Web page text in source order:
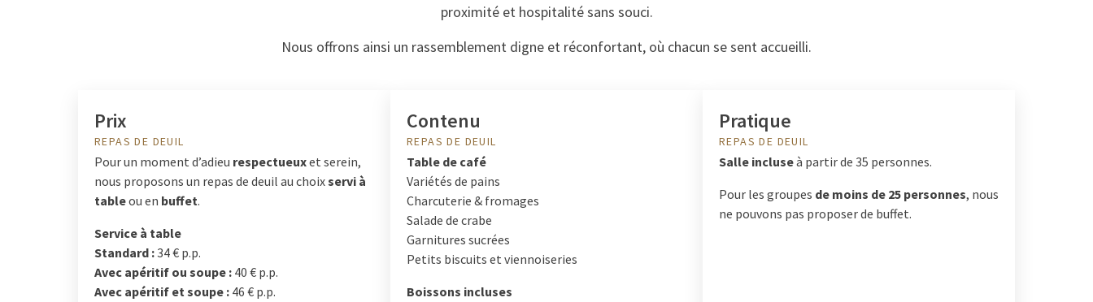
proximité et hospitalité sans souci.
Nous offrons ainsi un rassemblement digne et réconfortant, où chacun se sent accueilli.
Prix
REPAS DE DEUIL
Pour un moment d’adieu respectueuxet serein,
nous proposons un repas de deuil au choixservi à
tableou en buffet.
Service à table
Standard :34 € p.p.
Avec apéritif ou soupe : 40 € p.p.
Avec apéritif et soupe : 46 € p.p.
Contenu
REPAS DE DEUIL
Table de café
Variétés de pains
Charcuterie & fromages
Salade de crabe
Garnitures sucrées
Petits biscuits et viennoiseries
Boissons incluses
Pratique
REPAS DE DEUIL
Salle incluseà partir de 35 personnes.
Pour les groupes de moins de 25 personnes, nous
ne pouvons pas proposer de buffet.